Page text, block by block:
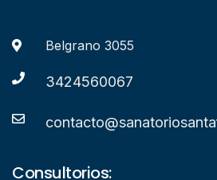
Belgrano 3055
3424560067
Consultorios: